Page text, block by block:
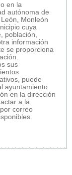
en la
autónoma de
Monleón
cuya
población,
información
se proporciona
sus
puede
ayuntamiento
en la dirección
a la
correo